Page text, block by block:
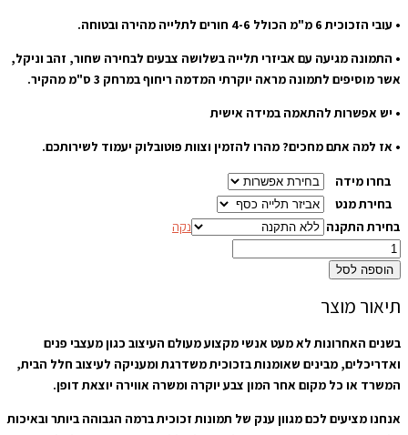
• עובי הזכוכית 6 מ"מ הכולל 4-6 חורים לתלייה מהירה ובטוחה.
• התמונה מגיעה עם אביזרי תלייה בשלושה צבעים לבחירה שחור, זהב וניקל,
אשר מוסיפים לתמונה מראה יוקרתי המדמה ריחוף במרחק 3 ס"מ מהקיר.
• יש אפשרות להתאמה במידה אישית
• אז למה אתם מחכים? מהרו להזמין וצוות פוטובלוק יעמוד לשירותכם.
בחרו מידה
בחירת מנט
בחירת התקנה
נקה
הוספה לסל
תיאור מוצר
בשנים האחרונות לא מעט אנשי מקצוע מעולם העיצוב כגון מעצבי פנים
ואדריכלים, מבינים שאומנות בזכוכית משדרגת ומעניקה לעיצוב חלל הבית,
המשרד או כל מקום אחר המון צבע יוקרה ומשרה אווירה יוצאת דופן.
אנחנו מציעים לכם מגוון ענק של תמונות זכוכית ברמה הגבוהה ביותר ובאיכות